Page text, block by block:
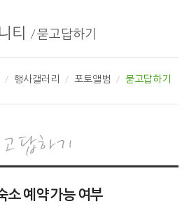
티 /묻고답하기
행사갤러리 포토앨범 묻고답하기
소 예약 가능 여부